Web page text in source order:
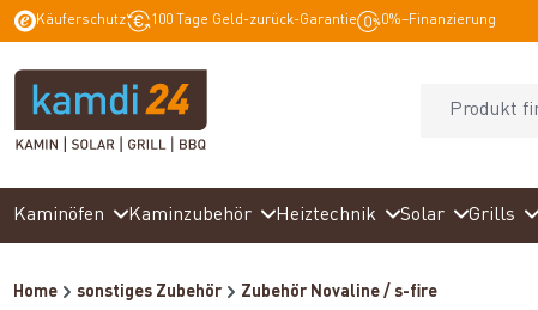
Zur Hauptnavigation springen
Käuferschutz 100 Tage Geld-zurück-Garantie 0%–Finanzierung
Kaminöfen Kaminzubehör Heiztechnik Solar Grills
Home sonstiges Zubehör Zubehör Novaline / s-fire